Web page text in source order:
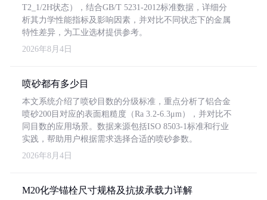
T2_1/2H状态），结合GB/T 5231-2012标准数据，详细分
析其力学性能指标及影响因素，并对比不同状态下的金属
特性差异，为工业选材提供参考。
2026年8月4日
喷砂都有多少目
本文系统介绍了喷砂目数的分级标准，重点分析了铝合金
喷砂200目对应的表面粗糙度（Ra 3.2-6.3μm），并对比不
同目数的应用场景。数据来源包括ISO 8503-1标准和行业
实践，帮助用户根据需求选择合适的喷砂参数。
2026年8月4日
M20化学锚栓尺寸规格及抗拔承载力详解